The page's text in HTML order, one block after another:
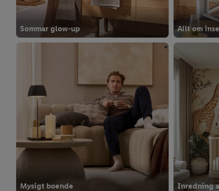
Sommar glow-up Allt om
Mysigt boende Inredning